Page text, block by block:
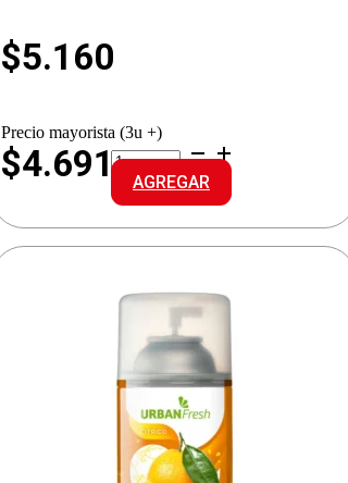
$5.160
Precio mayorista (3u +)
$4.691GLADE
AUTOMATIC.REPUESTO
LIMON
cantidad
AGREGAR